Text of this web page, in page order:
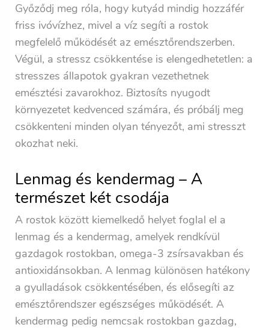
Győződj meg róla, hogy kutyád mindig hozzáfér
friss ivóvízhez, mivel a víz segíti a rostok
megfelelő működését az emésztőrendszerben.
Végül, a stressz csökkentése is elengedhetetlen: a
stresszes állapotok gyakran vezethetnek
emésztési zavarokhoz. Biztosíts nyugodt
környezetet kedvenced számára, és próbálj meg
csökkenteni minden olyan tényezőt, ami stresszt
okozhat neki.
Lenmag és kendermag – A
természet két csodája
A rostok között kiemelkedő helyet foglal el a
lenmag és a kendermag, amelyek rendkívül
gazdagok rostokban, omega-3 zsírsavakban és
antioxidánsokban. A lenmag különösen hatékony
a gyulladások csökkentésében, és elősegíti az
emésztőrendszer egészséges működését. A
kendermag pedig nemcsak rostokban gazdag,